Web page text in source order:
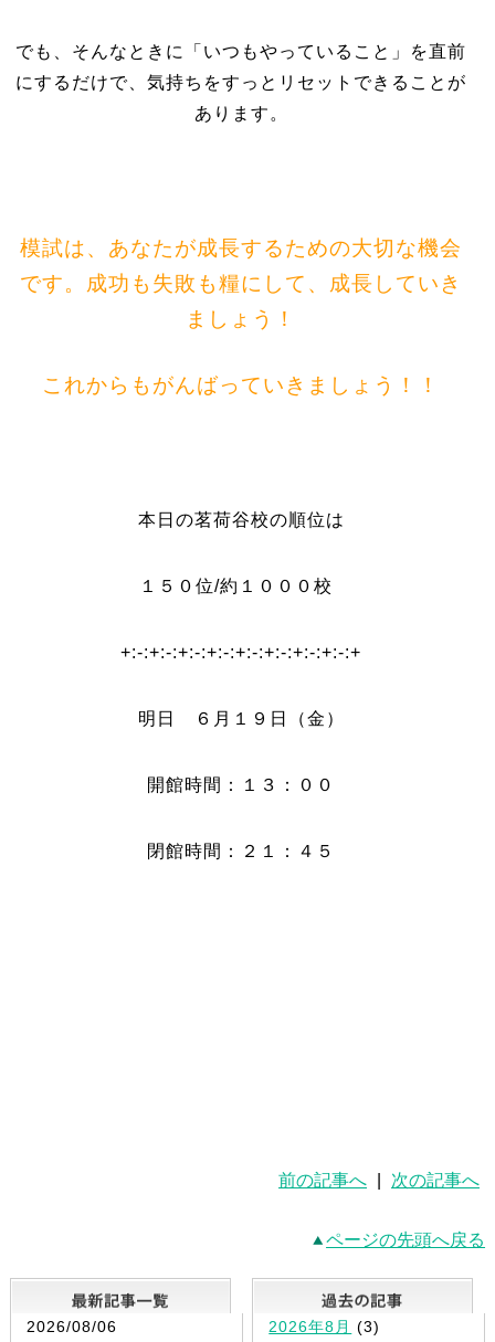
でも、そんなときに「いつもやっていること」を直前
にするだけで、気持ちをすっとリセットできることが
あります。
模試は、あなたが成長するための大切な機会
です。成功も失敗も糧にして、成長していき
ましょう！
これからもがんばっていきましょう！！
本日の茗荷谷校の順位は
１５０位/約１０００校
+:-:+:-:+:-:+:-:+:-:+:-:+:-:+:-:+
明日 ６月１９日（金）
開館時間：１３：００
閉館時間：２１：４５
前の記事へ 次の記事へ
ページの先頭へ戻る
最新記事一覧
2026/08/06
2026年8月 (3)